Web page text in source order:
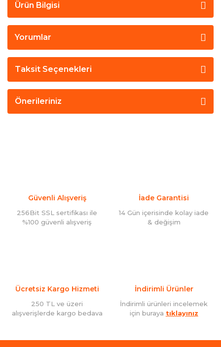
Ürün Bilgisi
Yorumlar
Taksit Seçenekleri
Önerileriniz
Güvenli Alışveriş
256Bit SSL sertifikası ile
%100 güvenli alışveriş
İade Garantisi
14 Gün içerisinde kolay iade
& değişim
Ücretsiz Kargo Hizmeti
250 TL ve üzeri
alışverişlerde kargo bedava
İndirimli Ürünler
İndirimli ürünleri incelemek
için buraya tıklayınız